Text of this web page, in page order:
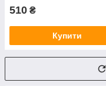
510 ₴
Купити